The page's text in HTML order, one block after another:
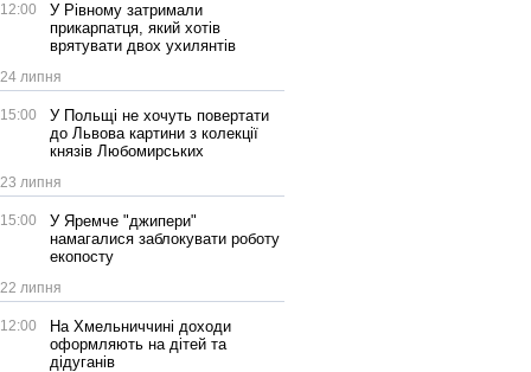
12:00
У Рівному затримали
прикарпатця, який хотів
врятувати двох ухилянтів
24 липня
15:00
У Польщі не хочуть повертати
до Львова картини з колекції
князів Любомирських
23 липня
15:00
У Яремче "джипери"
намагалися заблокувати роботу
екопосту
22 липня
12:00
На Хмельниччині доходи
оформляють на дітей та
дідуганів